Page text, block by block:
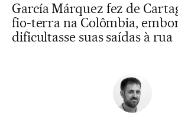
García Márquez fez de
fio-terra na Colômbia,
dificultasse suas saídas à rua